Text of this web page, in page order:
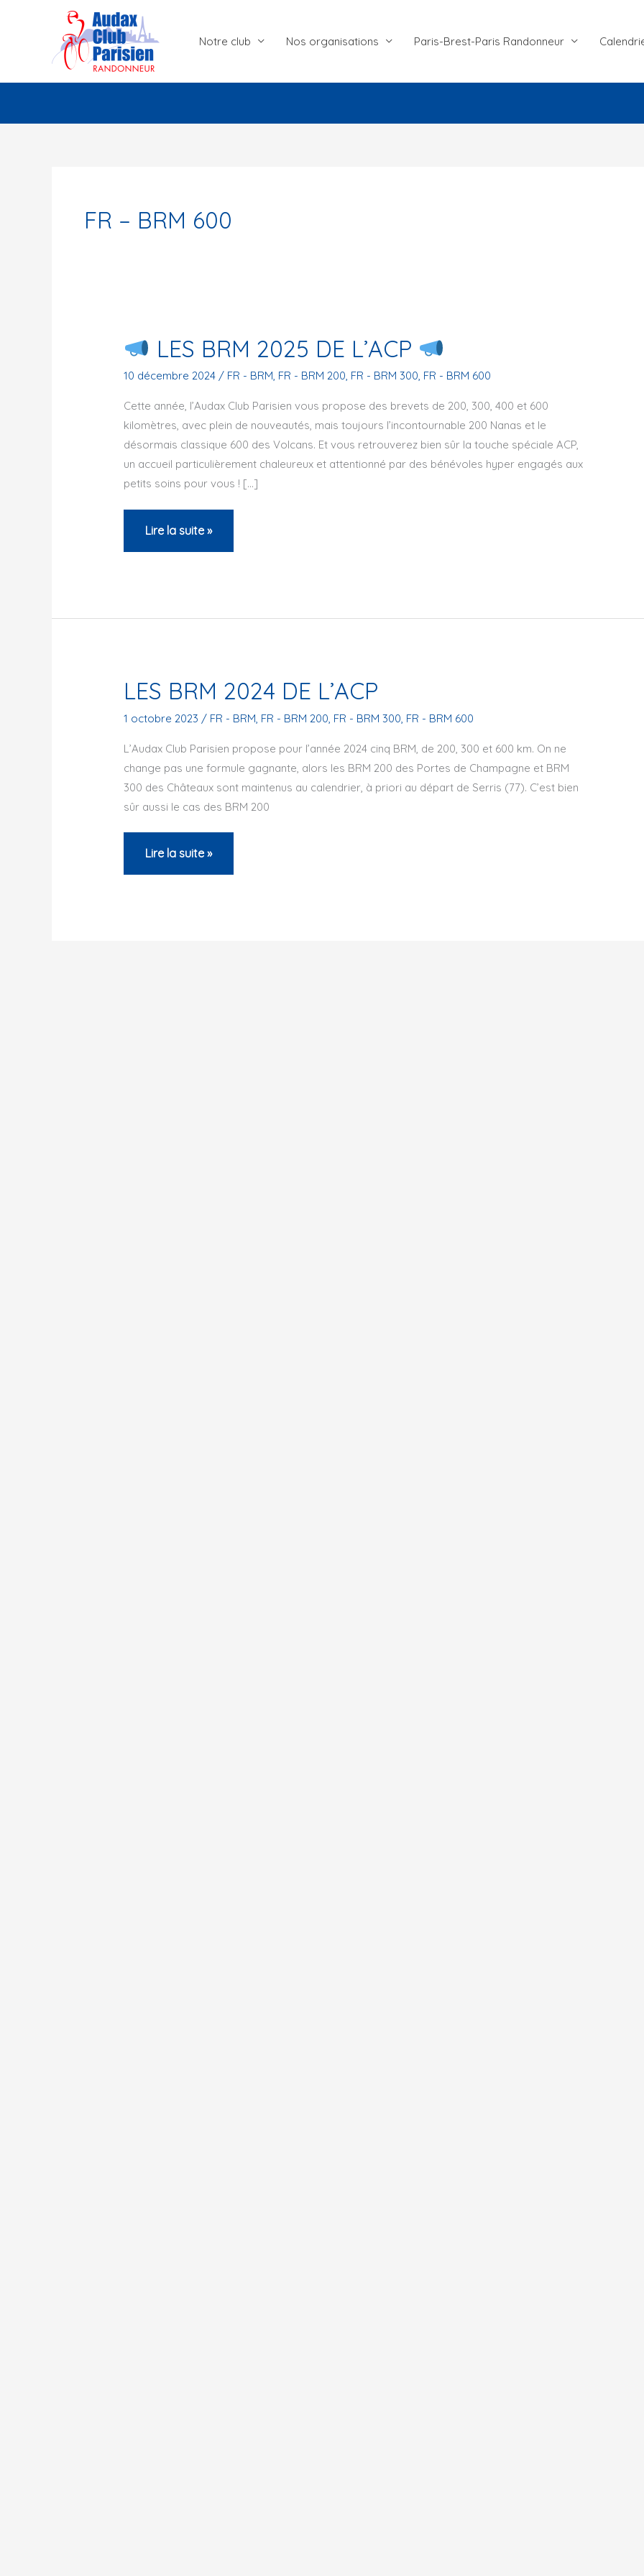
Notre club Nos organisations Paris-Brest-Paris Randonneur
FR – BRM 600
LES BRM 2025 DE L’ACP
10 décembre 2024 / FR - BRM, FR - BRM 200, FR - BRM 300, FR - BRM 600
Cette année, l’Audax Club Parisien vous propose des brevets de 200, 300, 400 et 600
kilomètres, avec plein de nouveautés, mais toujours l’incontournable 200 Nanas et le
désormais classique 600 des Volcans. Et vous retrouverez bien sûr la touche spéciale ACP,
un accueil particulièrement chaleureux et attentionné par des bénévoles hyper engagés aux
petits soins pour vous ! […]
LES
Lire la suite »
LES BRM 2024 DE L’ACP
1 octobre 2023 / FR - BRM FR - BRM 200 FR - BRM 300 FR - BRM 600
L’Audax Club Parisien propose pour l’année 2024 cinq BRM, de 200, 300 et 600 km. On ne
change pas une formule gagnante, alors les BRM 200 des Portes de Champagne et BRM
300 des Châteaux sont maintenus au calendrier, à priori au départ de Serris (77). C’est bien
sûr aussi le cas des BRM 200
LES
BRM
Lire la suite »